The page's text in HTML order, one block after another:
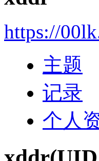
https://
主题
记录
个人